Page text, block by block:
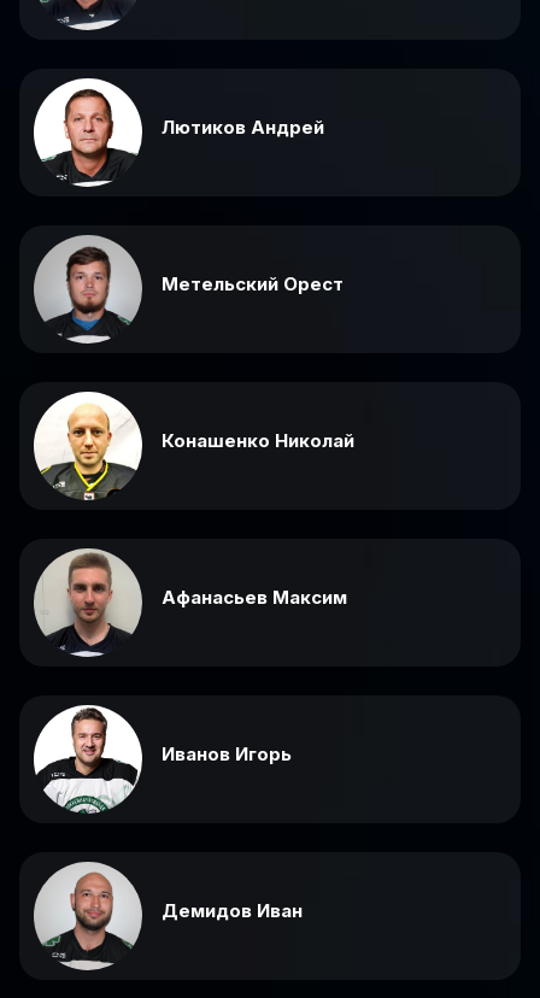
Лютиков Андрей
Метельский Орест
Конашенко Николай
Афанасьев Максим
Иванов Игорь
Демидов Иван